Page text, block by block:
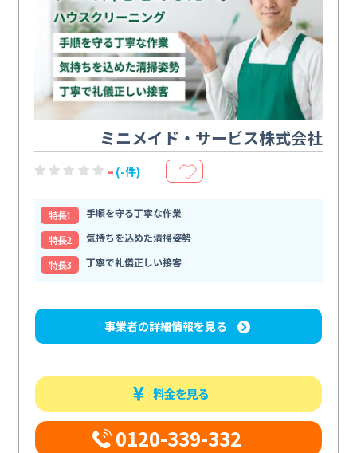
ミニメイド・サービス株式会社
- (-件) ＋
特⻑1
手順を守る丁寧な作業
特⻑2
気持ちを込めた清掃姿勢
特⻑3
丁寧で礼儀正しい接客
事業者の詳細情報を見る
料金を見る
0120-339-332